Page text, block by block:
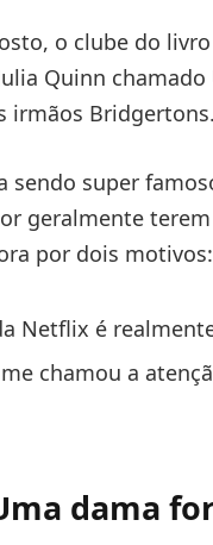
o clube do
Quinn chamado
irmãos Bridgertons.
sendo super
geralmente
por dois motivos:
Netflix é
chamou a
dama